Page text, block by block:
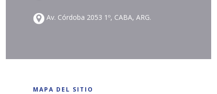
Av. Córdoba 2053 1º, CABA, ARG.
MAPA DEL SITIO